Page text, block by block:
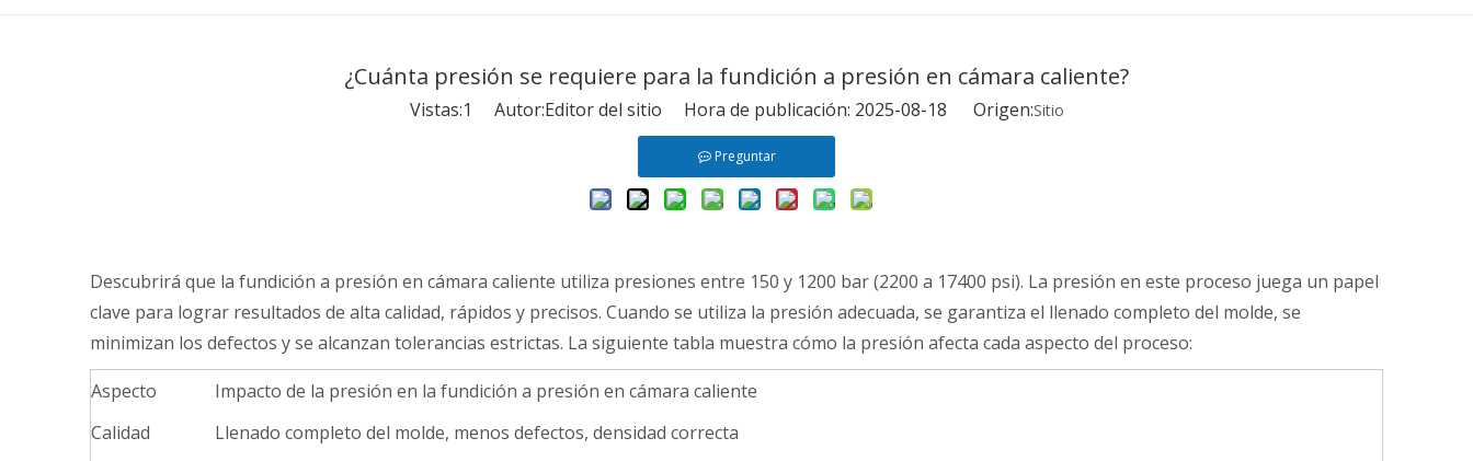
¿Cuánta presión se requiere para la fundición a presión en cámara caliente?
Vistas:1 Autor:Editor del sitio Hora de publicación: 2025-08-18 Origen:Sitio
Preguntar
Descubrirá que la fundición a presión en cámara caliente utiliza presiones entre 150 y 1200 bar (2200 a 17400 psi). La presión en este proceso juega un papel
clave para lograr resultados de alta calidad, rápidos y precisos. Cuando se utiliza la presión adecuada, se garantiza el llenado completo del molde, se
minimizan los defectos y se alcanzan tolerancias estrictas. La siguiente tabla muestra cómo la presión afecta cada aspecto del proceso:
Aspecto
Impacto de la presión en la fundición a presión en cámara caliente
Calidad
Llenado completo del molde, menos defectos, densidad correcta